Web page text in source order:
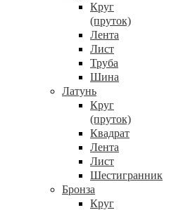
Круг
(пруток)
Лента
Лист
Труба
Шина
Латунь
Круг
(пруток)
Квадрат
Лента
Лист
Шестигранник
Бронза
Круг